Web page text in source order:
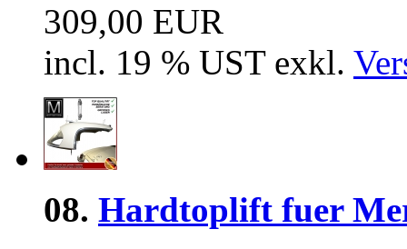
309,00 EUR
incl. 19 % UST exkl.
08. Hardtoplift fuer